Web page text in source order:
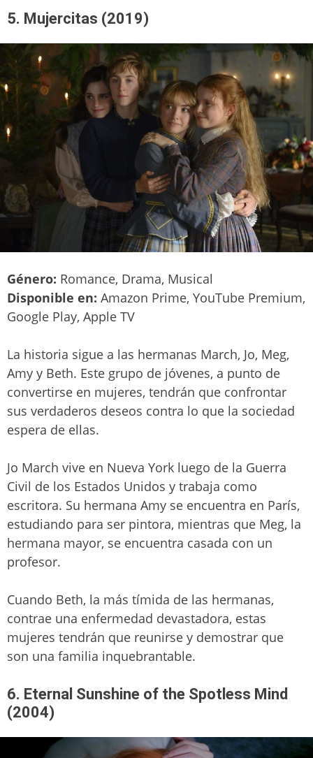
5. Mujercitas (2019)
Género: Romance, Drama, Musical
Disponible en: Amazon Prime, YouTube Premium,
Google Play, Apple TV
La historia sigue a las hermanas March, Jo, Meg,
Amy y Beth. Este grupo de jóvenes, a punto de
convertirse en mujeres, tendrán que confrontar
sus verdaderos deseos contra lo que la sociedad
espera de ellas.
Jo March vive en Nueva York luego de la Guerra
Civil de los Estados Unidos y trabaja como
escritora. Su hermana Amy se encuentra en París,
estudiando para ser pintora, mientras que Meg, la
hermana mayor, se encuentra casada con un
profesor.
Cuando Beth, la más tímida de las hermanas,
contrae una enfermedad devastadora, estas
mujeres tendrán que reunirse y demostrar que
son una familia inquebrantable.
6. Eternal Sunshine of the Spotless Mind
(2004)